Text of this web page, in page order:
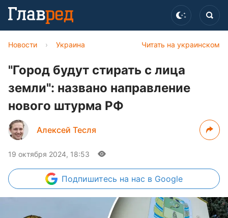
Читать на украинском
Новости › Украина
"Город будут стирать с лица
земли": названо направление
нового штурма РФ
Алексей Тесля
19 октября 2024, 18:53
Подпишитесь на нас в Google